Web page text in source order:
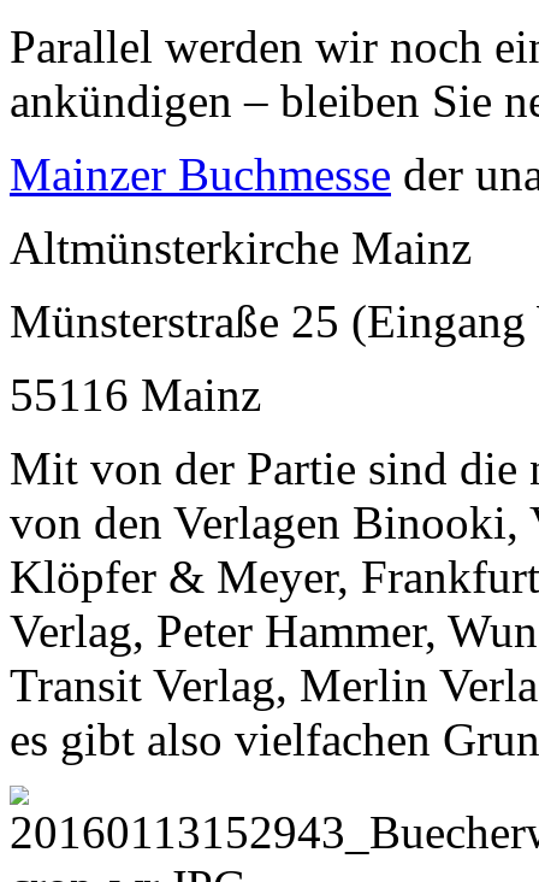
Parallel werden wir noch
ankündigen – bleiben Sie
Mainzer Buchmesse der
Altmünsterkirche Mainz
Münsterstraße 25 (Eingang
55116 Mainz
Mit von der Partie sind
von den Verlagen Binooki,
Klöpfer & Meyer,
Verlag, Peter Hammer,
Transit Verlag, Merlin
es gibt also vielfachen